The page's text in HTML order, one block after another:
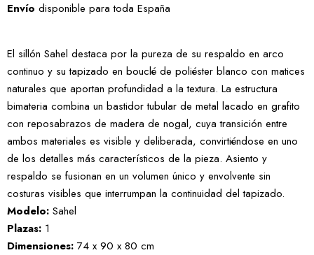
Envío disponible para toda España
El sillón Sahel destaca por la pureza de su respaldo en arco
continuo y su tapizado en bouclé de poliéster blanco con matices
naturales que aportan profundidad a la textura. La estructura
bimateria combina un bastidor tubular de metal lacado en grafito
con reposabrazos de madera de nogal, cuya transición entre
ambos materiales es visible y deliberada, convirtiéndose en uno
de los detalles más característicos de la pieza. Asiento y
respaldo se fusionan en un volumen único y envolvente sin
costuras visibles que interrumpan la continuidad del tapizado.
Modelo: Sahel
Plazas: 1
Dimensiones: 74 x 90 x 80 cm